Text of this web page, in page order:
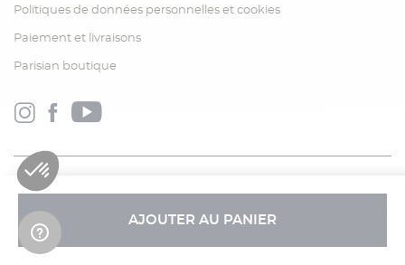
AJOUTER AU PANIER
Politiques de données personnelles et cookies
Paiement et livraisons
Parisian boutique